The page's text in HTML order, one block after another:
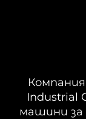
Industrial
машини